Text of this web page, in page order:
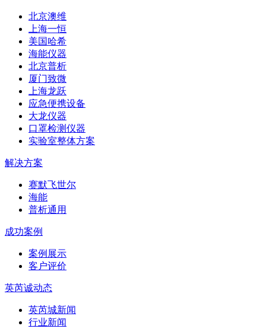
北京澳维
上海一恒
美国哈希
海能仪器
北京普析
厦门致微
上海龙跃
应急便携设备
大龙仪器
口罩检测仪器
实验室整体方案
解决方案
赛默飞世尔
海能
普析通用
成功案例
案例展示
客户评价
英芮诚动态
英芮城新闻
行业新闻